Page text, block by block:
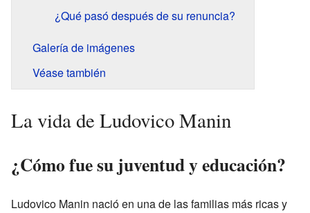
¿Qué pasó después de su renuncia?
Galería de imágenes
Véase también
La vida de Ludovico Manin
¿Cómo fue su juventud y educación?
Ludovico Manin nació en una de las familias más ricas y